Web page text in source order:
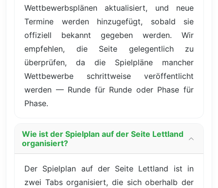
Wettbewerbsplänen aktualisiert, und neue
Termine werden hinzugefügt, sobald sie
offiziell bekannt gegeben werden. Wir
empfehlen, die Seite gelegentlich zu
überprüfen, da die Spielpläne mancher
Wettbewerbe schrittweise veröffentlicht
werden — Runde für Runde oder Phase für
Phase.
Wie ist der Spielplan auf der Seite Lettland
organisiert?
Der Spielplan auf der Seite Lettland ist in
zwei Tabs organisiert, die sich oberhalb der